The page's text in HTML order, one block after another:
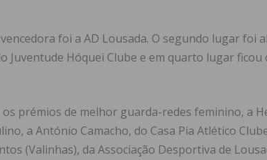
foi a AD Lousada. O segundo lugar foi
Juventude Hóquei Clube e em quarto lugar ficou
prémios de melhor guarda-redes feminino, a
a António Camacho, do Casa Pia Atlético
(Valinhas), da Associação Desportiva de